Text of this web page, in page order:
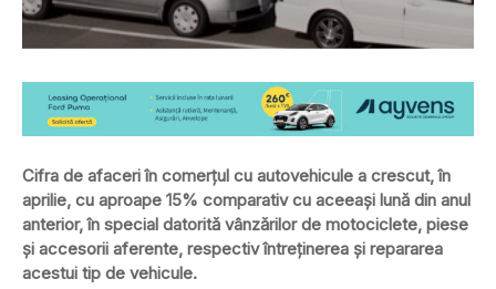
Cifra de afaceri în comerţul cu autovehicule a crescut, în
aprilie, cu aproape 15% comparativ cu aceeaşi lună din anul
anterior, în special datorită vânzărilor de motociclete, piese
şi accesorii aferente, respectiv întreţinerea şi repararea
acestui tip de vehicule.